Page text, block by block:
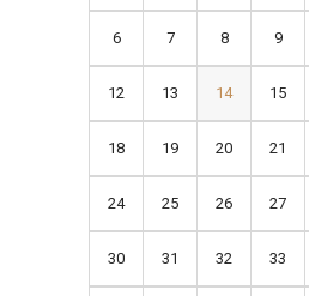
6 7 8 9
12 13 14 15
18 19 20 21
24 25 26 27
30 31 32 33